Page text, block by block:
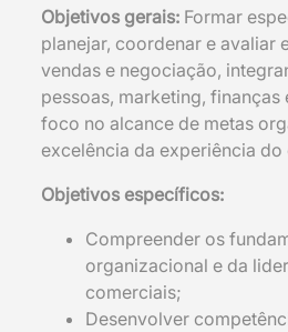
Objetivos gerais: Formar
planejar, coordenar e avaliar
vendas e negociação,
pessoas, marketing, finanças
foco no alcance de metas
excelência da experiência do
Objetivos específicos:
Compreender os
organizacional e da
comerciais;
Desenvolver